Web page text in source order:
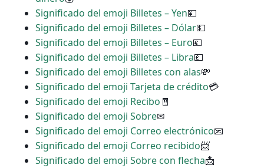
Significado del emoji Billetes – Yen💴
Significado del emoji Billetes – Dólar💵
Significado del emoji Billetes – Euro💶
Significado del emoji Billetes – Libra💷
Significado del emoji Billetes con alas💸
Significado del emoji Tarjeta de crédito💳
Significado del emoji Recibo 🧾
Significado del emoji Sobre✉
Significado del emoji Correo electrónico📧
Significado del emoji Correo recibido📨
Significado del emoji Sobre con flecha📩